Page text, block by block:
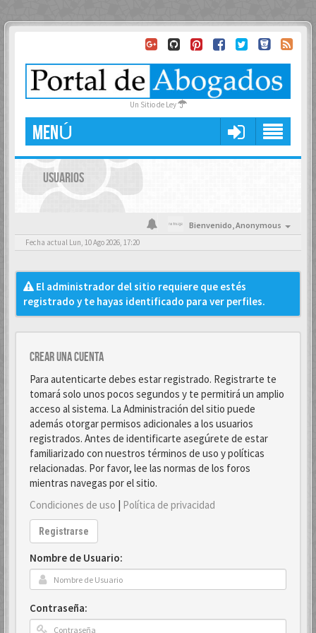
Un Sitio de Ley
MENÚ
USUARIOS
Bienvenido,Anonymous
Fecha actual Lun, 10 Ago 2026, 17:20
El administrador del sitio requiere que estés
registrado y te hayas identificado para ver perfiles.
Crear una cuenta
Para autenticarte debes estar registrado. Registrarte te
tomará solo unos pocos segundos y te permitirá un amplio
acceso al sistema. La Administración del sitio puede
además otorgar permisos adicionales a los usuarios
registrados. Antes de identificarte asegúrete de estar
familiarizado con nuestros términos de uso y políticas
relacionadas. Por favor, lee las normas de los foros
mientras navegas por el sitio.
Condiciones de uso | Política de privacidad
Registrarse
Nombre de Usuario:
Contraseña: